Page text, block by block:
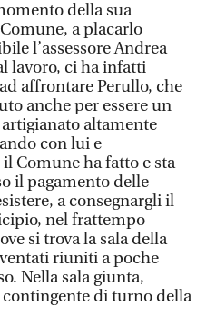
della sua
a placarlo
l’assessore Andrea
lavoro, ci ha infatti
affrontare Perullo, che
anche per essere un
artigianato altamente
con lui e
Comune ha fatto e sta
il pagamento delle
a consegnargli il
nel frattempo
si trova la sala della
riuniti a poche
Nella sala giunta,
di turno della